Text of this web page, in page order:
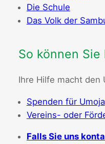
Die Schule
Das Volk der
So können Sie
Ihre Hilfe macht den
Spenden für Umoja
Vereins- oder
Falls Sie uns